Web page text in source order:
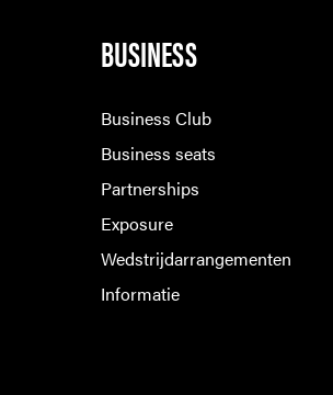
BUSINESS
Business Club
Business seats
Partnerships
Exposure
Wedstrijdarrangementen
Informatie